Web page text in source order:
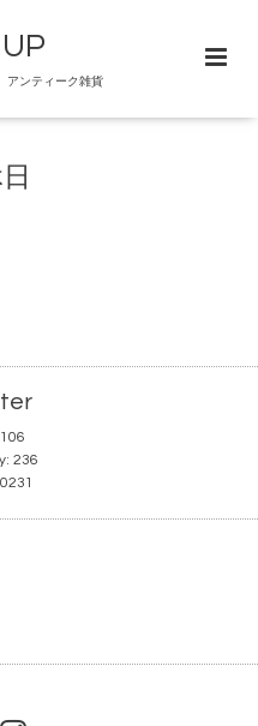
ンティーク雑貨
106
236